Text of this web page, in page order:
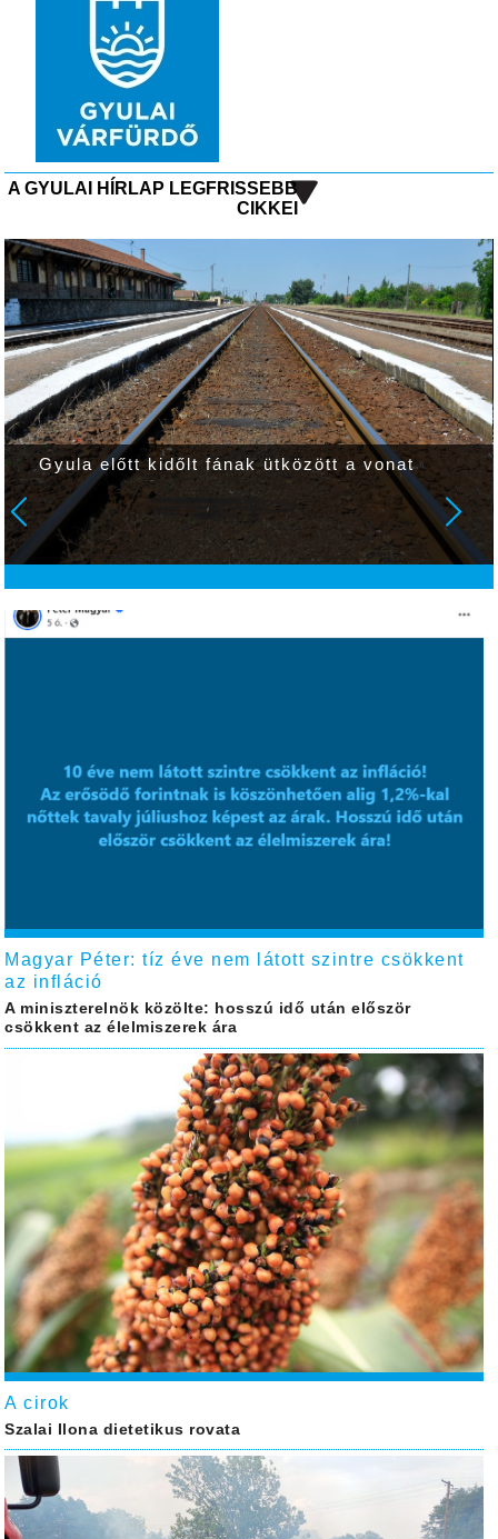
A GYULAI HÍRLAP LEGFRISSEBB
CIKKEI
Gyula előtt kidőlt fának ütközött a vonat
Magyar Péter: tíz éve nem látott szintre csökkent
az infláció
A miniszterelnök közölte: hosszú idő után először
csökkent az élelmiszerek ára
A cirok
Szalai Ilona dietetikus rovata